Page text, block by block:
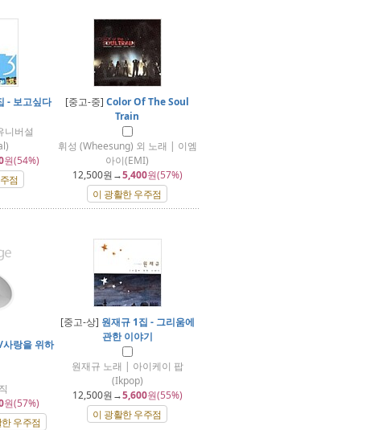
- 보고싶다
니버설
원(54%)
점
[중고-중] Color Of The Soul
Train
휘성 (Wheesung) 외 노래 | 이엠
아이(EMI)
12,500원→5,400원(57%)
이 광활한 우주점
랑을 위하
원(57%)
우주점
[중고-상] 원재규 1집 - 그리움에
관한 이야기
원재규 노래 | 아이케이 팝
(Ikpop)
12,500원→5,600원(55%)
이 광활한 우주점